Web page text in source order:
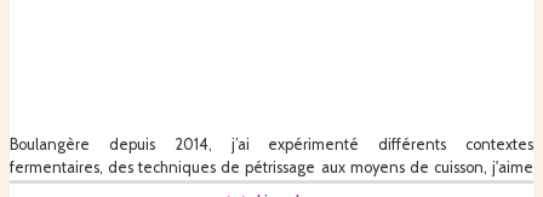
Boulangère depuis 2014, j’ai expérimenté différents contextes
fermentaires, destechniques de pétrissage aux moyens de cuisson, j'aime
travailler un pain « tout-terrain ». Je suis attachée à une éthique éco-